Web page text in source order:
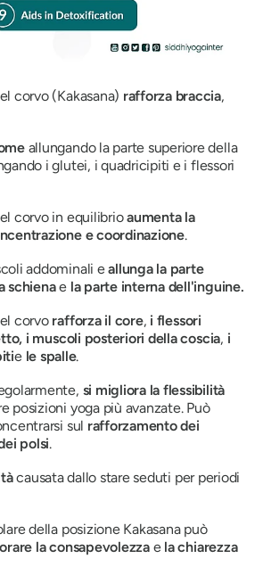
corvo (Kakasana) rafforza braccia,
allungando la parte superiore della
i glutei, i quadricipiti e i flessori
corvo in equilibrioaumenta la
e coordinazione.
addominali eallunga la parte
schienae la parte interna dell'inguine.
corvo rafforza il core, i flessori
i muscoli posteriori della coscia, i
e le spalle.
si migliora la flessibilità
posizioni yoga più avanzate. Può
sul rafforzamento dei
polsi.
causata dallo stare seduti per periodi
della posizione Kakasanapuò
la consapevolezzae la chiarezza